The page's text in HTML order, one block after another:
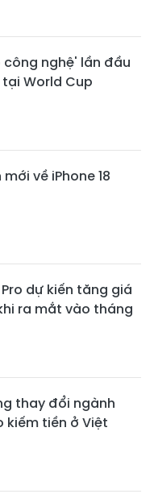
công nghệ' lần đầu
World Cup
về iPhone 18
Pro dự kiến tăng giá
ra mắt vào tháng
thay đổi ngành
kiếm tiền ở Việt